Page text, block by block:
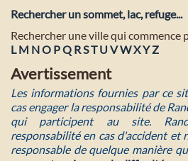
Rechercher un sommet, lac, refuge...
Rechercher une ville qui commence
L M NO PQ R ST U VWXY Z
Avertissement
Les informations fournies par ce
cas engager la responsabilité de
qui participent au site.
responsabilité en cas d'accident et
responsable de quelque manière